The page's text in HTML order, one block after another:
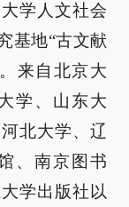
学人文社会
基地“古文献
来自北京大
学、山东大
北大学、辽
、南京图书
学出版社以